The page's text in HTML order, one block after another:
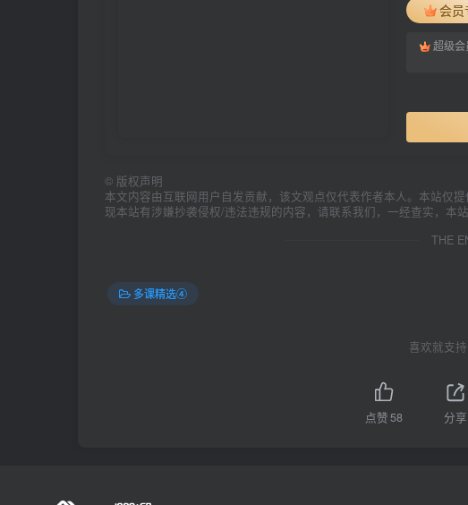
会员
超级会
© 版权声明
本文内容由互联网用户自发贡献，该文观点仅代表作者本人。本站仅
现本站有涉嫌抄袭侵权/违法违规的内容，请联系我们，一经查实，本站
THE
多课精选④
喜欢就支
点赞 58 分享